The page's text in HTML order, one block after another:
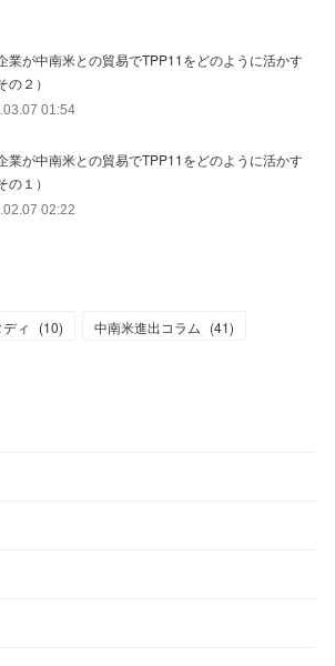
業が中南米との貿易でTPP11をどのように活かす
の２）
01:54
業が中南米との貿易でTPP11をどのように活かす
の１）
02:22
ィ (10) 中南米進出コラム (41)